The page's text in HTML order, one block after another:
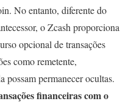
No entanto, diferente do
o Zcash proporciona
opcional de transações
como remetente,
possam permanecer ocultas.
financeiras com o